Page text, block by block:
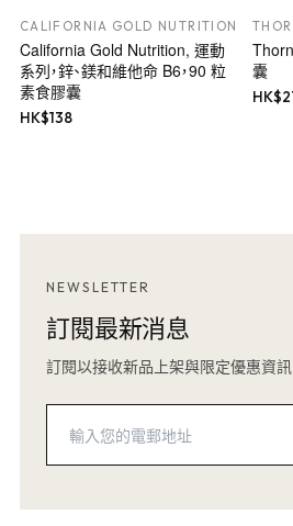
CALIFORNIA GOLD NUTRITION
California Gold Nutrition, 運動
系列，鋅、鎂和維他命 B6，90 粒
素食膠囊
HK$138
囊
HK$
NEWSLETTER
訂閱最新消息
訂閱以接收新品上架與限定優惠資訊